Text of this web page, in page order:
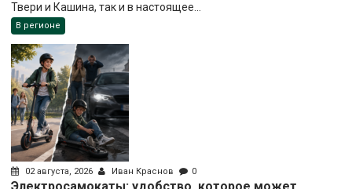
Твери и Кашина, так и в настоящее...
В регионе
02 августа, 2026 Иван Краснов 0